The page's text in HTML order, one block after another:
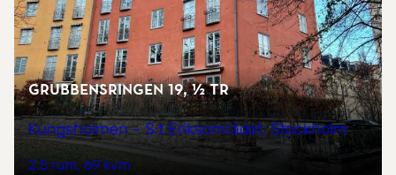
Grubbensringen 19, ½ tr
Kungsholmen - S:t Eriksområdet, Stockholm
2,5 rum 69 kvm